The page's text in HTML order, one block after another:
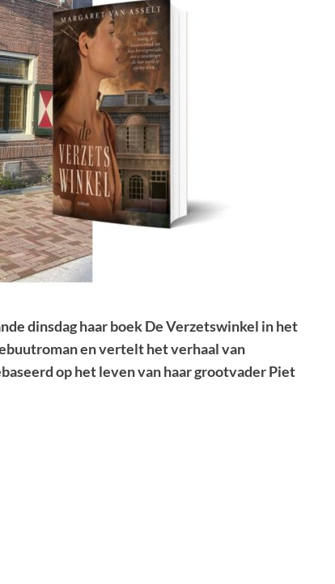
dinsdag haar boek De Verzetswinkel in het
en vertelt het verhaal van
op het leven van haar grootvader Piet